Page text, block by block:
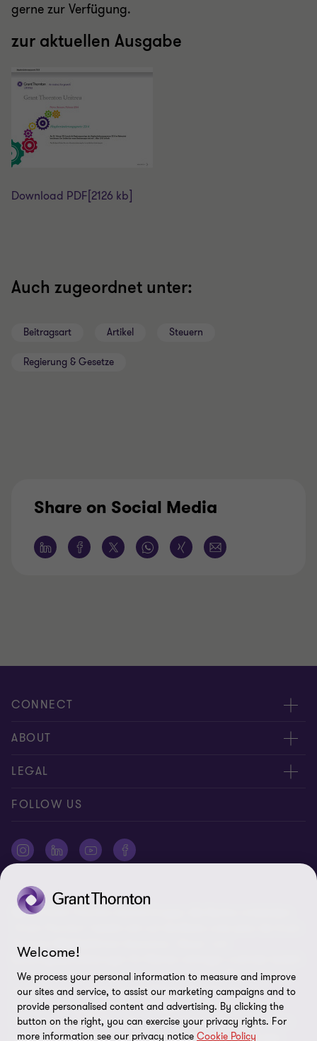
gerne zur Verfügung.
zur aktuellen Ausgabe
Download PDF [2126 kb]
Auch zugeordnet unter:
Beitragsart Artikel Steuern
Regierung & Gesetze
Share on Social Media
CONNECT
Kontakt, Angebotsanfrage
Expert:innen
Newsletter
ABOUT
Über uns
AAB/AGB
Karriere
LEGAL
Impressum
Datenschutz
Cookie-Einstellungen
FOLLOW US
©2026 Grant Thornton Austria-Gruppe. Alle Rechte vorbehalten.
Thornton Mitgliedsfirmen Assurance-, Steuer- und
Beratungsdienstleistungen für Klienten erbringen und/oder bezieht
sich je nach Anforderung auf eine oder mehrere Mitgliedsfirmen.
Grant Thornton Austria GmbH Wirtschaftsprüfungs- und
Steuerberatungsgesellschaft ist Mitglied von Grant Thornton
International Ltd (GTIL). GTIL und die Mitgliedsfirmen sind keine
weltweite Gesellschaft. GTIL und jede Mitgliedsfirma sind eine
Welcome!
We process your personal information to measure and improve
our sites and service, to assist our marketing campaigns and to
provide personalised content and advertising. By clicking the
button on the right, you can exercise your privacy rights. For
more information see our privacy notice Cookie Policy